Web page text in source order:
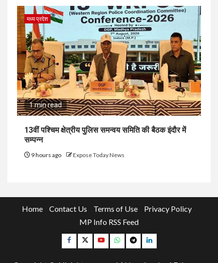
मध्य प्रदेश
1 min read
13वीं पश्चिम क्षेत्रीय पुलिस समन्वय समिति की बैठक इंदौर में
सम्पन्न
9 hours ago Expose Today News
Home Contact Us Terms of Use
Privacy Policy
MP Info RSS Feed
Facebook
TwitterYouTubeWhatsapp
TelegramLinkedin